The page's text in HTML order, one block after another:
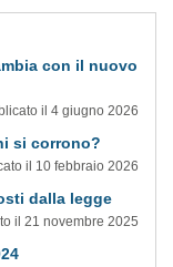
con il nuovo
il 4 giugno 2026
si corrono?
il 10 febbraio 2026
dalla legge
il 21 novembre 2025